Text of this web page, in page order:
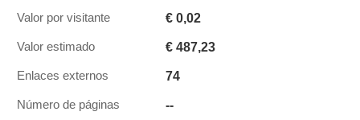
Valor por visitante € 0,02
Valor estimado € 487,23
Enlaces externos 74
Número de páginas --